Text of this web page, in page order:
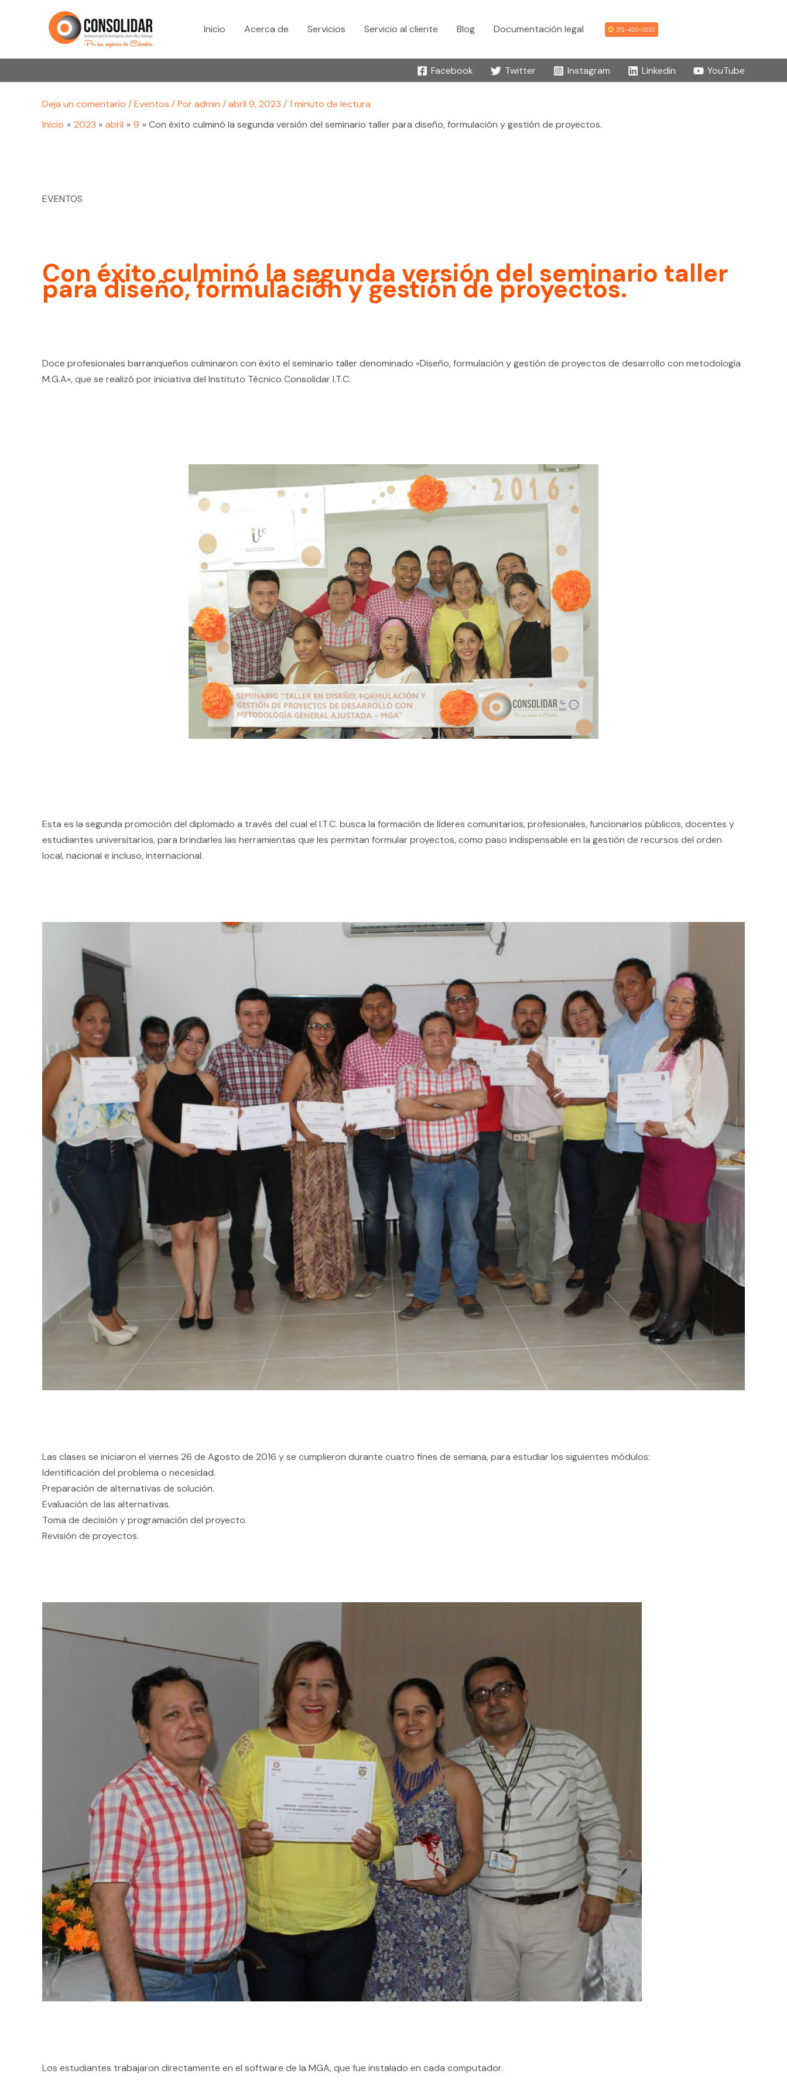
Inicio Acerca de Servicios Servicio al cliente Blog Documentación legal 312-420-0232
Facebook Twitter Instagram Linkedin YouTube
Deja un comentario /Eventos / Poradmin /abril 9, 2023 /1 minuto de lectura
Inicio
2023 abril 9 Con éxito culminó la segunda versión del seminario taller para diseño, formulación y gestión de proyectos.
EVENTOS
Con éxito culminó la segunda versión del seminario taller
para diseño, formulación y gestión de proyectos.
Doce profesionales barranqueños culminaron con éxito el seminario taller denominado «Diseño, formulación y gestión de proyectos de desarrollo con metodología
M.G.A», que se realizó por iniciativa del Instituto Técnico Consolidar I.T.C.
Esta es la segunda promoción del diplomado a través del cual el I.T.C. busca la formación de líderes comunitarios, profesionales, funcionarios públicos, docentes y
estudiantes universitarios, para brindarles las herramientas que les permitan formular proyectos, como paso indispensable en la gestión de recursos del orden
local, nacional e incluso, internacional.
Las clases se iniciaron el viernes 26 de Agosto de 2016 y se cumplieron durante cuatro fines de semana, para estudiar los siguientes módulos:
Identificación del problema o necesidad.
Preparación de alternativas de solución.
Evaluación de las alternativas.
Toma de decisión y programación del proyecto.
Revisión de proyectos.
Los estudiantes trabajaron directamente en el software de la MGA, que fue instalado en cada computador.